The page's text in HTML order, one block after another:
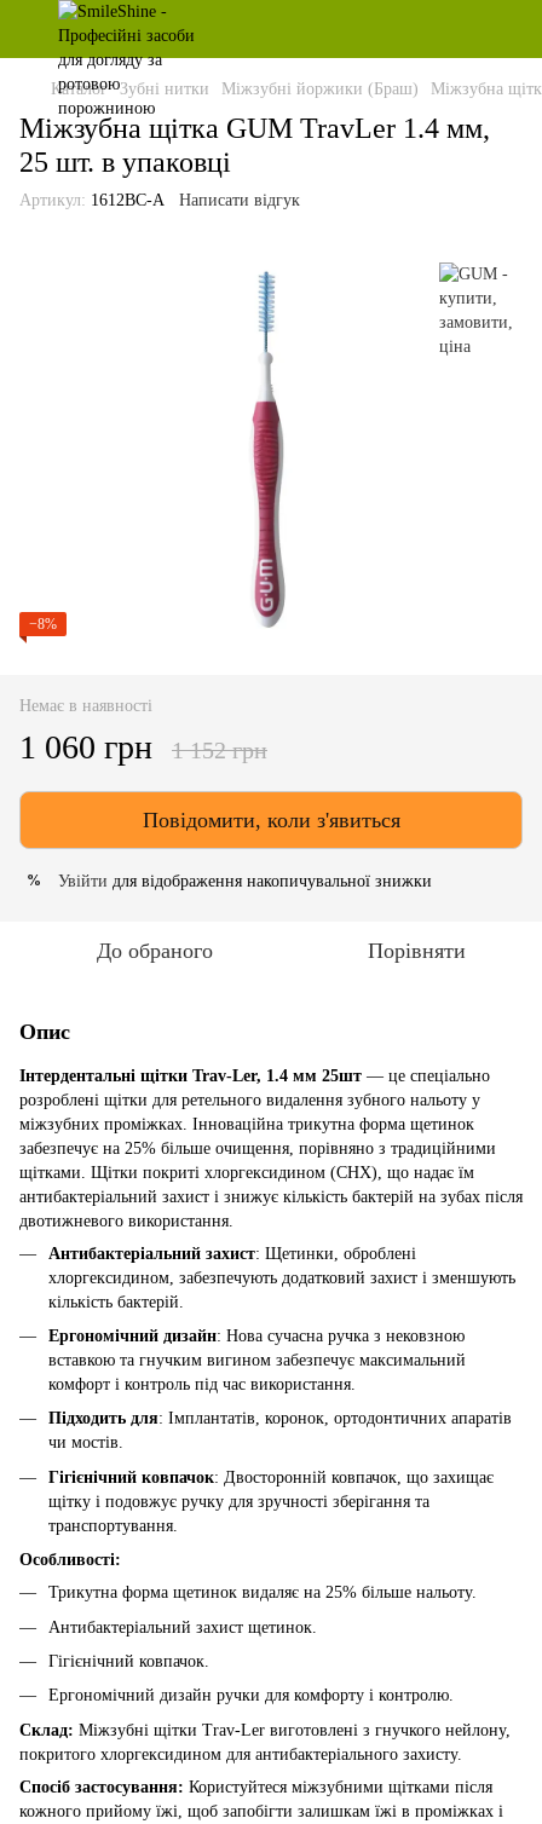
Каталог Зубні нитки Міжзубні йоржики (Браш) Міжзубна
Міжзубна щітка GUM TravLer 1.4 мм,
25 шт. в упаковці
Артикул: 1612BC-A Написати відгук
−8%
Немає в наявності
1 060 грн 1 152 грн
Повідомити, коли з'явиться
% Увійти для відображення накопичувальної знижки
До обраного Порівняти
Опис
Інтердентальні щітки Trav-Ler, 1.4 мм 25шт — це спеціально
розроблені щітки для ретельного видалення зубного нальоту у
міжзубних проміжках. Інноваційна трикутна форма щетинок
забезпечує на 25% більше очищення, порівняно з традиційними
щітками. Щітки покриті хлоргексидином (CHX), що надає їм
антибактеріальний захист і знижує кількість бактерій на зубах після
двотижневого використання.
Антибактеріальний захист: Щетинки, оброблені
хлоргексидином, забезпечують додатковий захист і зменшують
кількість бактерій.
Ергономічний дизайн: Нова сучасна ручка з нековзною
вставкою та гнучким вигином забезпечує максимальний
комфорт і контроль під час використання.
Підходить для: Імплантатів, коронок, ортодонтичних апаратів
чи мостів.
Гігієнічний ковпачок: Двосторонній ковпачок, що захищає
щітку і подовжує ручку для зручності зберігання та
транспортування.
Особливості:
Трикутна форма щетинок видаляє на 25% більше нальоту.
Антибактеріальний захист щетинок.
Гігієнічний ковпачок.
Ергономічний дизайн ручки для комфорту і контролю.
Склад: Міжзубні щітки Trav-Ler виготовлені з гнучкого нейлону,
покритого хлоргексидином для антибактеріального захисту.
Спосіб застосування: Користуйтеся міжзубними щітками після
кожного прийому їжі, щоб запобігти залишкам їжі в проміжках і